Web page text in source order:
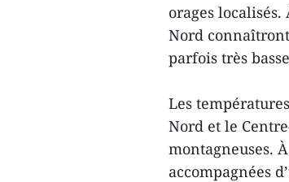
orages
Nord
parfois très
Les
Nord et le
montagneuses.
accompagnées